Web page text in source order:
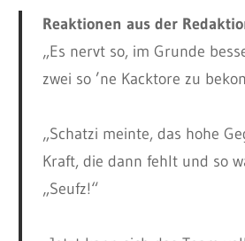
Reaktionen aus der
„Es nervt so, im Grunde
zwei so ’ne Kacktore zu
„Schatzi meinte, das hohe
Kraft, die dann fehlt und so
„Seufz!“